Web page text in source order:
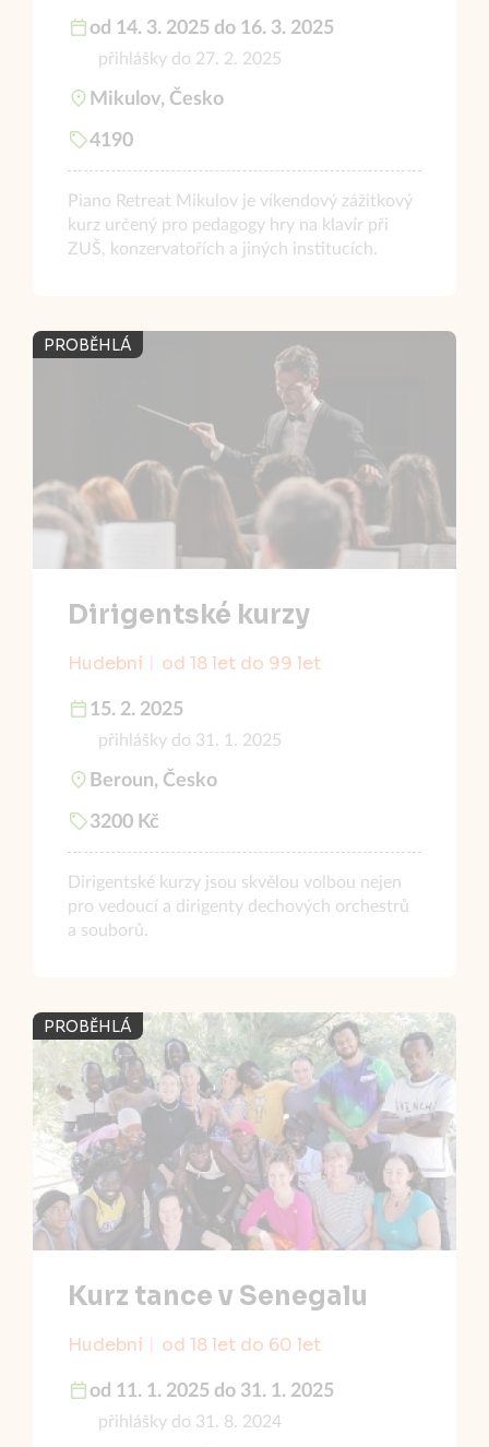
od 14. 3. 2025 do 16. 3. 2025
přihlášky do 27. 2. 2025
Mikulov, Česko
4190
Piano Retreat Mikulov je víkendový zážitkový
kurz určený pro pedagogy hry na klavír při
ZUŠ, konzervatořích a jiných institucích.
PROBĚHLÁ
Dirigentské kurzy
Hudební od 18 let do 99 let
15. 2. 2025
přihlášky do 31. 1. 2025
Beroun, Česko
3200 Kč
Dirigentské kurzy jsou skvělou volbou nejen
pro vedoucí a dirigenty dechových orchestrů
a souborů.
PROBĚHLÁ
Kurz tance v Senegalu
Hudební od 18 let do 60 let
od 11. 1. 2025 do 31. 1. 2025
přihlášky do 31. 8. 2024